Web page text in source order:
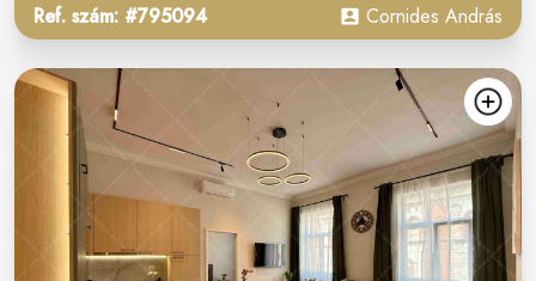
Ref. szám: #795094 Cornides András